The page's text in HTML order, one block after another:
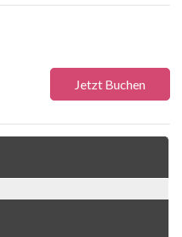
Jetzt Buchen